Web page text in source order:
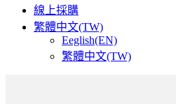
線上採購
繁體中文(TW)
Eeglish(EN)
繁體中文(TW)